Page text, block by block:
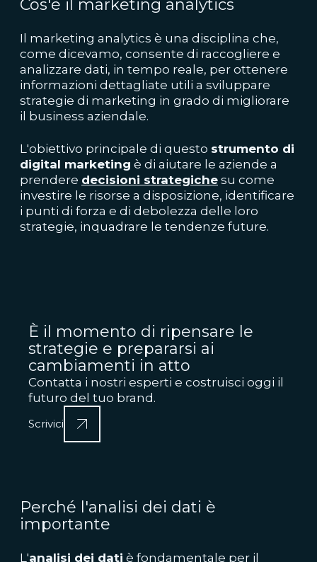
Cos'è il marketing analytics
Il marketing analytics è una disciplina che,
come dicevamo, consente di raccogliere e
analizzare dati, in tempo reale, per ottenere
informazioni dettagliate utili a sviluppare
strategie di marketing in grado di migliorare
il business aziendale.
L'obiettivo principale di questo strumento di
digital marketing è di aiutare le aziende a
prendere decisioni strategiche su come
investire le risorse a disposizione, identificare
i punti di forza e di debolezza delle loro
strategie, inquadrare le tendenze future.
È il momento di ripensare le
strategie e prepararsi ai
cambiamenti in atto
Contatta i nostri esperti e costruisci oggi il
futuro del tuo brand.
Scrivici
Perché l'analisi dei dati è
importante
L'analisi dei dati è fondamentale per il